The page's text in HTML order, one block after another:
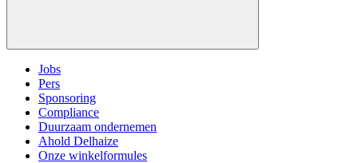
Jobs
Pers
Sponsoring
Compliance
Duurzaam ondernemen
Ahold Delhaize
Onze winkelformules